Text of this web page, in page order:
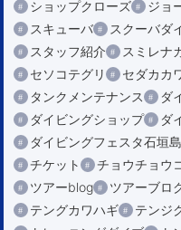
ショップクローズ
ジョ
スキューバ
スクーバダ
スタッフ紹介
スミレナ
セソコテグリ
セダカカ
タンクメンテナンス
ダ
ダイビングショップ
ダ
ダイビングフェスタ石垣島
チケット
チョウチョウ
ツアーblog
ツアーブロ
テングカワハギ
テンジ